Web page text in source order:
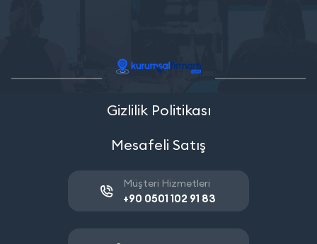
Gizlilik Politikası
Mesafeli Satış
Müşteri Hizmetleri
+90 0501 102 91 83